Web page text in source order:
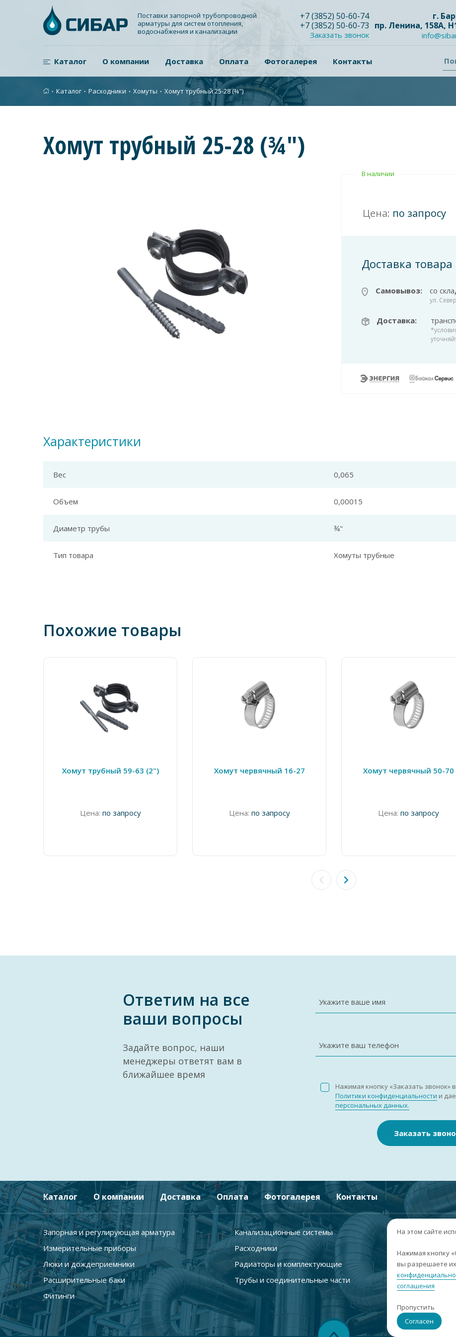
Поставки запорной трубопроводной
арматуры для систем отопления,
водоснабжения и канализации
+7(3852) 50-60-74
+7(3852) 50-60-73
Заказать звонок
г.
пр. Ленина, 158А,
Каталог О компании Доставка Оплата Фотогалерея Контакты
∙ Каталог ∙ Расходники ∙ Хомуты ∙ Хомут трубный 25-28 (¾")
Хомут трубный 25-28 (¾")
В наличии
Цена: по запросу
Доставка товара
Самовывоз: со
ул.
Доставка:
Характеристики
Вес 0,065
Объем 0,00015
Диаметр трубы ¾"
Тип товара Хомуты трубные
Похожие товары
Хомут трубный 59-63 (2")
Цена: по запросу
Хомут червячный 16-27
Цена: по запросу
Хомут червячный 50-70
Цена: по запросу
Ответим на все
ваши вопросы
Задайте вопрос, наши
менеджеры ответят вам в
ближайшее время
Укажите ваше имя
Укажите ваш телефон
Нажимая кнопку «Заказать звонок»
Политики конфиденциальности и
персональных данных.
Заказать
Каталог О компании Доставка Оплата Фотогалерея Контакты
Запорная и регулирующая арматура
Канализационные системы
Измерительные приборы
Расходники
Люки и дождеприемники
Радиаторы и комплектующие
Расширительные баки
Трубы и соединительные части
Фитинги
+7
г.
сб-
На этом сайте
Нажимая кнопку
вы разрешаете
соглашения
Пропустить
Согласен